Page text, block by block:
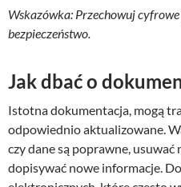
Wskazówka: Przechowuj
bezpieczeństwo.
Jak dbać o
Istotna dokumentacja, mogą
odpowiednio aktualizowane.
czy dane są poprawne, usuwać
dopisywać nowe informacje.